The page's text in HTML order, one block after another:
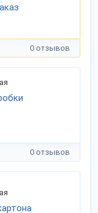
0 отзывов
0 отзывов